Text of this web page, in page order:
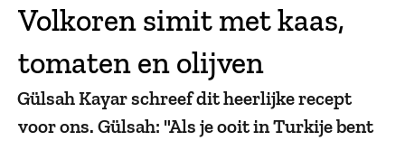
Volkoren simit met kaas,
tomaten en olijven
Gülsah Kayar schreef dit heerlijke recept
voor ons. Gülsah: "Als je ooit in Turkije bent